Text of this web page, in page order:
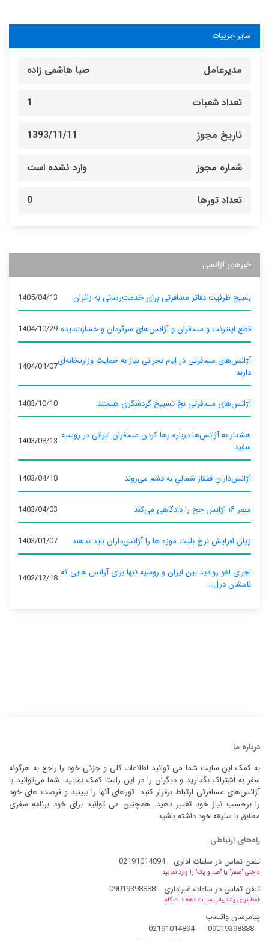
سایر جزییات
مدیرعامل صبا هاشمی زاده
تعداد شعبات 1
تاریخ مجوز 1393/11/11
شماره مجوز وارد نشده است
تعداد تورها 0
خبرهای آژانسی
بسیج ظرفیت دفاتر مسافرتی برای خدمت‌رسانی به زائران 1405/04/13
قطع اینترنت و مسافران و آژانس‌های سرگردان و خسارت‌دیده 1404/10/29
آژانس‌های مسافرتی در ایام بحرانی نیاز به حمایت وزارتخانه‌ای
دارند
1404/04/07
آژانس‌های مسافرتی نخ تسبیح گردشگری هستند 1403/10/10
هشدار به آژانس‌ها درباره رها کردن مسافران ایرانی در روسیه
سفید
1403/08/13
آژانس‌داران قفقاز شمالی به قشم می‌روند 1403/04/18
مصر ۱۶ آژانس حج را دادگاهی می‌کند 1403/04/03
زیان افزایش نرخ بلیت موزه ها را آژانس‌داران باید بدهند 1403/01/07
اجرای لغو روادید بین ایران و روسیه تنها برای آژانس‌ هایی که
نامشان درل...
1402/12/18
درباره ما
به کمک این سایت شما می توانید اطلاعات کلی و جزئی خود را راجع به هرگونه
سفر به اشتراک بگذارید و دیگران را در این راستا کمک نمایید. شما می‌توانید با
آژانس‌های مسافرتی ارتباط برقرار کنید. تورهای آنها را ببینید و فرصت های خود
را برحسب نیاز خود تغییر دهید. همچنین می توانید برای خود برنامه سفری
مطابق با سلیقه خود داشته باشید.
راه‌های ارتباطی
تلفن تماس در ساعات اداری
02191014894
داخلی "صفر" یا "صد و یک" را وارد نمایید
تلفن تماس در ساعات غیراداری 09019398888
فقط برای پشتیبانی سایت دهه دات کام
پیامرسان واتساپ
09019398888
-
02191014894